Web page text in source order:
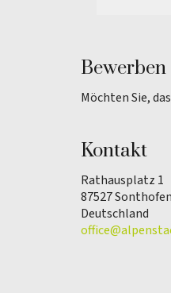
Bewerben
Möchten Sie,
Kontakt
Rathausplatz 1
87527 Sonthofen
Deutschland